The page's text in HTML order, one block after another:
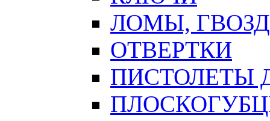
ЛОМЫ,
ОТВЕРТКИ
ПИСТОЛЕТЫ